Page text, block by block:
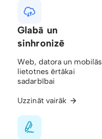
Glabā un
sinhronizē
Web, datora un mobilās
lietotnes ērtākai
sadarbībai
Uzzināt vairāk